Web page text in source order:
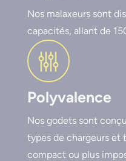
Nos malaxeurs sont
capacités, allant de
Polyvalence
Nos godets sont
types de chargeurs et
compact ou plus